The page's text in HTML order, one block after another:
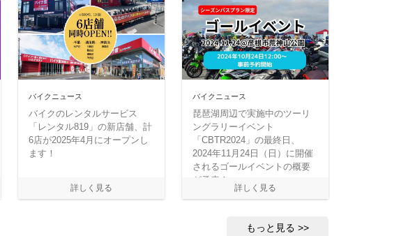
バイクニュース
バイクのレンタルサービス
「レンタル819」の新店舗、計
6店が2025年4月にオープンし
ます！
バイクニュース
琵琶湖周辺で実施中のツーリ
ングラリーイベント
「CBTR2024」の最終日、
2024年11月24日（日）に開催
されるゴールイベントの概要
が発表！
もっと見る